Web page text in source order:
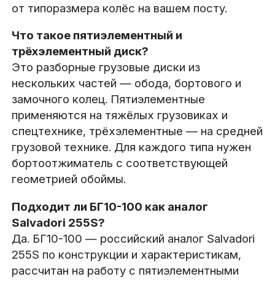
от типоразмера колёс на вашем посту.
Что такое пятиэлементный и
трёхэлементный диск?
Это разборные грузовые диски из
нескольких частей — обода, бортового и
замочного колец. Пятиэлементные
применяются на тяжёлых грузовиках и
спецтехнике, трёхэлементные — на средней
грузовой технике. Для каждого типа нужен
бортоотжиматель с соответствующей
геометрией обоймы.
Подходит ли БГ10-100 как аналог
Salvadori 255S?
Да. БГ10-100 — российский аналог Salvadori
255S по конструкции и характеристикам,
рассчитан на работу с пятиэлементными